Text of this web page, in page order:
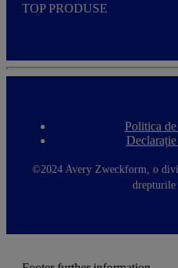
TOP PRODUSE
t
Politica
©2024 Avery Zweckform, o
drepturile